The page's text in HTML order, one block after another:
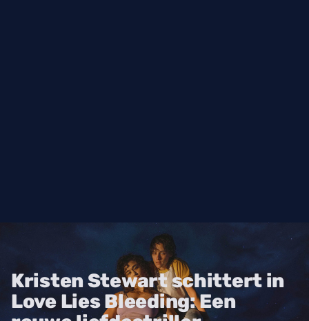
Kristen Stewart schittert in
Love Lies Bleeding: Een